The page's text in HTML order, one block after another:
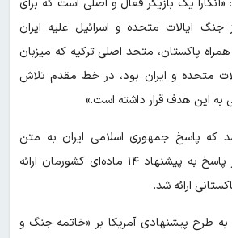
«آنکارا یک بازیگر فعال و اصلی است که برای
ایالات متحده و اسرائیل علیه ایران
پاکستان، متحد اصلی ترکیه که میزبان
متحده و ایران بود، در خط مقدم تلاش
به این هدف قرار داشته است.»
که پاسخ جمهوری اسلامی ایران به متن
پیشنهادی آمریکا که در پاسخ به پیشنهاد ۱۴ ماده‌ای کشورمان ارائه
ارائه شد.
به طرح پیشنهادی آمریکا بر «خاتمه جنگ و